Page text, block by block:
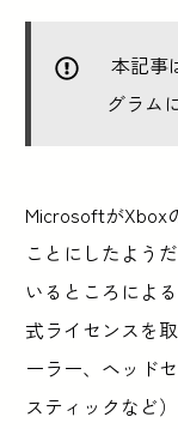
本記事
グラム
MicrosoftがXbox
ことにしたよう
いるところによ
式ライセンスを
ーラー、ヘッド
スティックなど